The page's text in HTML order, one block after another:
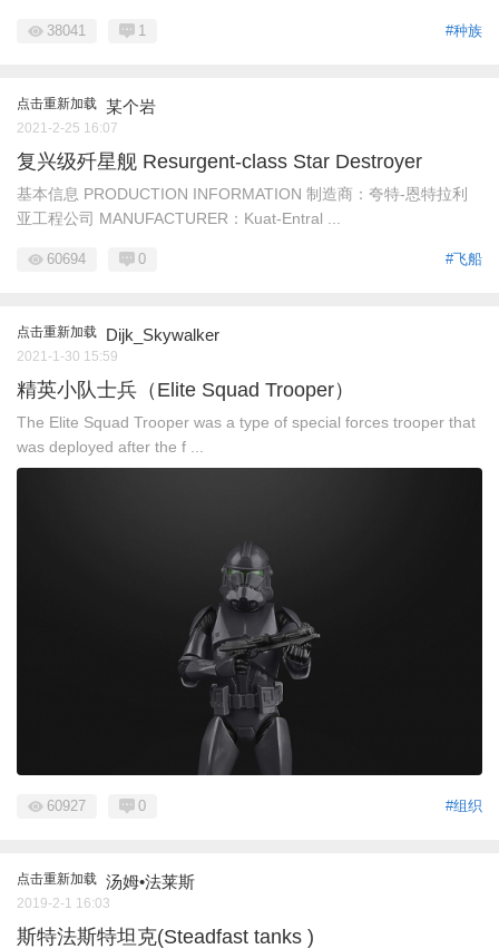
#种族
38041 1
点击重新加载 某个岩
2021-2-25 16:07
复兴级歼星舰 Resurgent-class Star Destroyer
基本信息 PRODUCTION INFORMATION 制造商：夸特-恩特拉利
亚工程公司 MANUFACTURER：Kuat-Entral ...
#飞船
60694 0
点击重新加载 Dijk_Skywalker
2021-1-30 15:59
精英小队士兵（Elite Squad Trooper）
The Elite Squad Trooper was a type of special forces trooper that
was deployed after the f ...
#组织
60927 0
点击重新加载 汤姆•法莱斯
2019-2-1 16:03
斯特法斯特坦克(Steadfast tanks )